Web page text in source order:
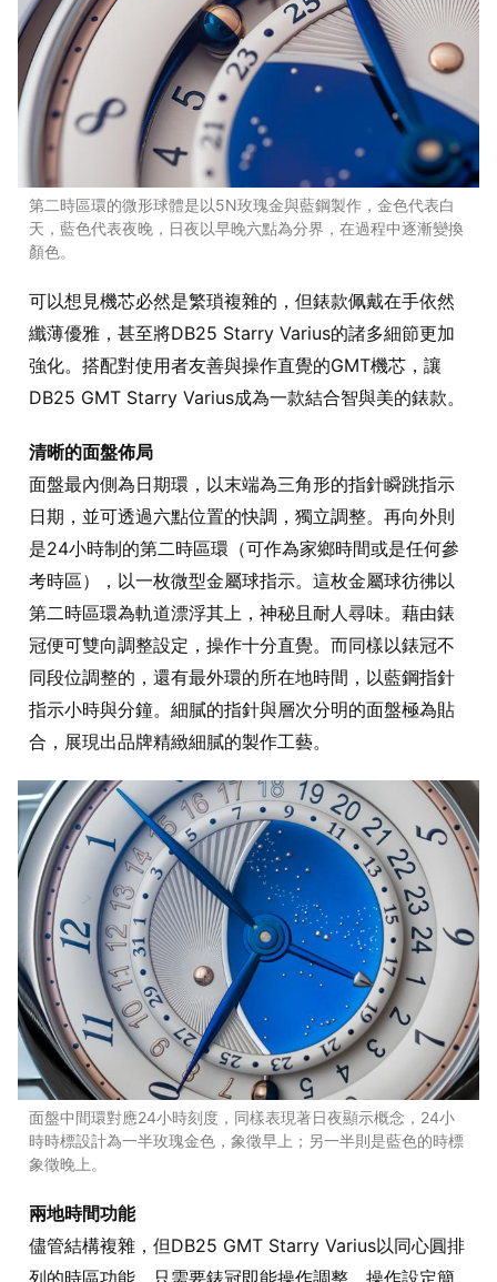
第二時區環的微形球體是以5N玫瑰金與藍鋼製作，金色代表白
天，藍色代表夜晚，日夜以早晚六點為分界，在過程中逐漸變換
顏色。
可以想見機芯必然是繁瑣複雜的，但錶款佩戴在手依然
纖薄優雅，甚至將DB25 Starry Varius的諸多細節更加
強化。搭配對使用者友善與操作直覺的GMT機芯，讓
DB25 GMT Starry Varius成為一款結合智與美的錶款。
清晰的面盤佈局
面盤最內側為日期環，以末端為三角形的指針瞬跳指示
日期，並可透過六點位置的快調，獨立調整。再向外則
是24小時制的第二時區環（可作為家鄉時間或是任何參
考時區），以一枚微型金屬球指示。這枚金屬球彷彿以
第二時區環為軌道漂浮其上，神秘且耐人尋味。藉由錶
冠便可雙向調整設定，操作十分直覺。而同樣以錶冠不
同段位調整的，還有最外環的所在地時間，以藍鋼指針
指示小時與分鐘。細膩的指針與層次分明的面盤極為貼
合，展現出品牌精緻細膩的製作工藝。
面盤中間環對應24小時刻度，同樣表現著日夜顯示概念，24小
時時標設計為一半玫瑰金色，象徵早上；另一半則是藍色的時標
象徵晚上。
兩地時間功能
儘管結構複雜，但DB25 GMT Starry Varius以同心圓排